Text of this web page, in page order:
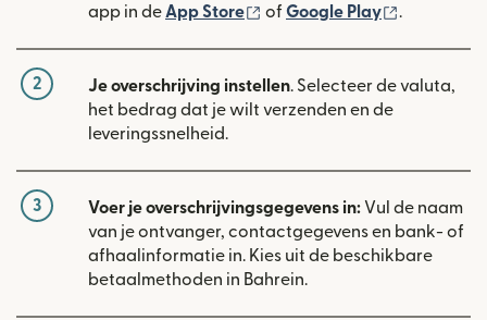
app in de App Store (wordt geopend in een
of Google Play .
2 Je overschrijving instellen. Selecteer de valuta,
het bedrag dat je wilt verzenden en de
leveringssnelheid.
3 Voer je overschrijvingsgegevens in: Vul de naam
van je ontvanger, contactgegevens en bank- of
afhaalinformatie in. Kies uit de beschikbare
betaalmethoden in Bahrein.